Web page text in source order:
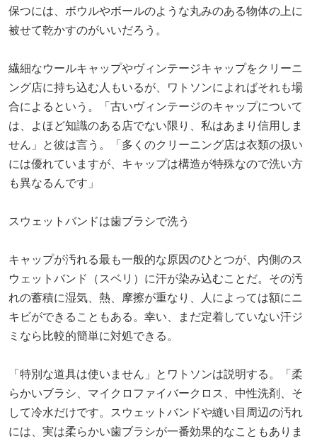
保つには、ボウルやボールのような丸みのある物体の上に
被せて乾かすのがいいだろう。
繊細なウールキャップやヴィンテージキャップをクリーニ
ング店に持ち込む人もいるが、ワトソンによればそれも場
合によるという。「古いヴィンテージのキャップについて
は、よほど知識のある店でない限り、私はあまり信用しま
せん」と彼は言う。「多くのクリーニング店は衣類の扱い
には優れていますが、キャップは構造が特殊なので洗い方
も異なるんです」
スウェットバンドは歯ブラシで洗う
キャップが汚れる最も一般的な原因のひとつが、内側のス
ウェットバンド（スベリ）に汗が染み込むことだ。その汚
れの蓄積に湿気、熱、摩擦が重なり、人によっては額にニ
キビができることもある。幸い、まだ定着していない汗ジ
ミなら比較的簡単に対処できる。
「特別な道具は使いません」とワトソンは説明する。「柔
らかいブラシ、マイクロファイバークロス、中性洗剤、そ
して冷水だけです。スウェットバンドや縫い目周辺の汚れ
には、実は柔らかい歯ブラシが一番効果的なこともありま